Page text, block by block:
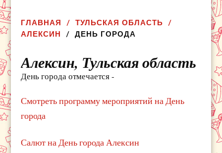
ГЛАВНАЯ
ТУЛЬСКАЯ ОБЛАСТЬ
АЛЕКСИН
ДЕНЬ ГОРОДА
Алексин, Тульская область
День города отмечается -
Смотреть программу мероприятий на День
города
Салют на День города Алексин